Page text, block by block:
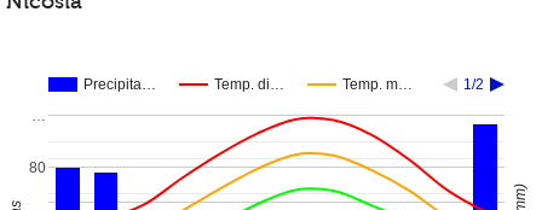
Precipita… Temp. di… Temp. m… 1/2
80